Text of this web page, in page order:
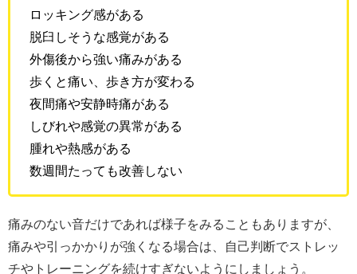
ロッキング感がある
脱臼しそうな感覚がある
外傷後から強い痛みがある
歩くと痛い、歩き方が変わる
夜間痛や安静時痛がある
しびれや感覚の異常がある
腫れや熱感がある
数週間たっても改善しない
痛みのない音だけであれば様子をみることもありますが、
痛みや引っかかりが強くなる場合は、自己判断でストレッ
チやトレーニングを続けすぎないようにしましょう。